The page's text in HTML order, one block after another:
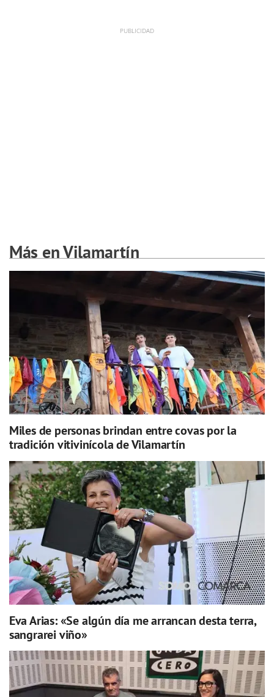
Más en Vilamartín
Miles de personas brindan entre covas por la
tradición vitivinícola de Vilamartín
Eva Arias: «Se algún día me arrancan desta terra,
sangrarei viño»